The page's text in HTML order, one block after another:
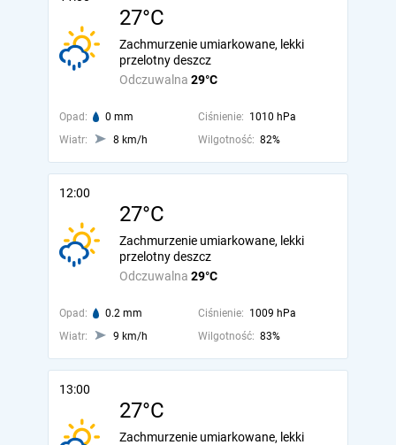
27°C
Odczuwalna 29°C
Zachmurzenie umiarkowane, lekki
przelotny deszcz
Opad: 0 mm Ciśnienie: 1010 hPa
Wiatr:
8 km/h Wilgotność: 82%
12:00
27°C
Odczuwalna 29°C
Zachmurzenie umiarkowane, lekki
przelotny deszcz
Opad: 0.2 mm Ciśnienie: 1009 hPa
Wiatr:
9 km/h Wilgotność: 83%
13:00
27°C
Zachmurzenie umiarkowane, lekki